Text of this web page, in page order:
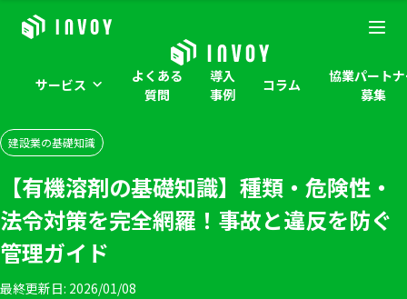
サービス
よくある
質問
導入
事例
コラム
協業パート
募集
建設業の基礎知識
【有機溶剤の基礎知識】種類・危険性・
法令対策を完全網羅！事故と違反を防ぐ
管理ガイド
最終更新日: 2026/01/08